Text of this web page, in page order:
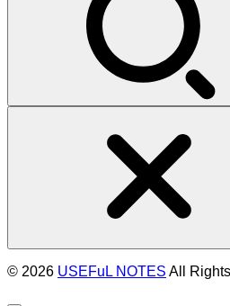
© 2026 USEFuL NOTES All